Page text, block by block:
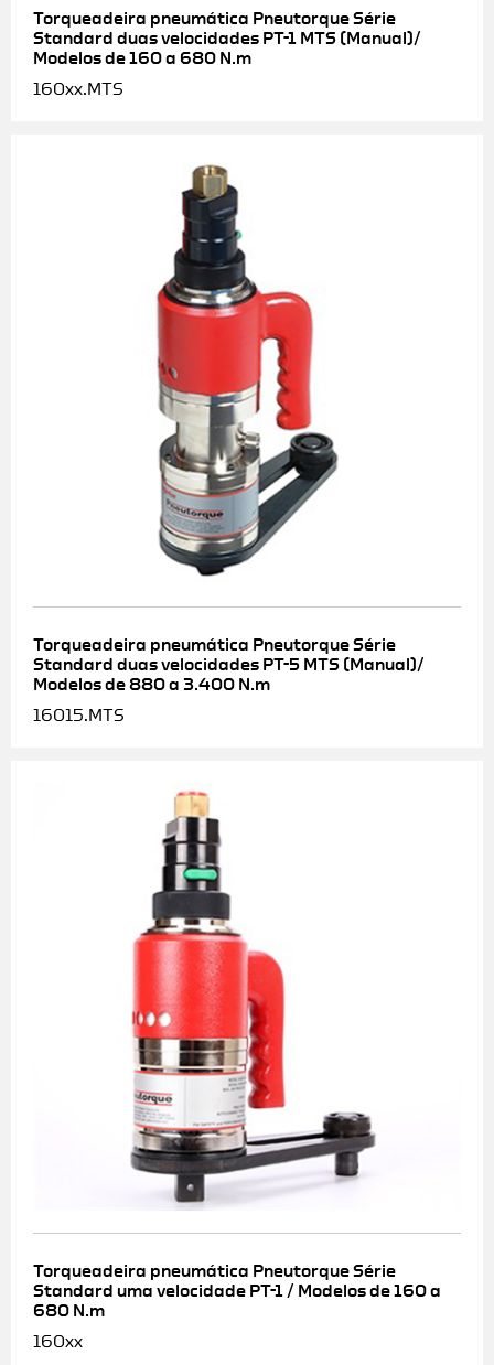
Torqueadeira pneumática Pneutorque Série
Standard duas velocidades PT-1 MTS (Manual)/
Modelos de 160 a 680 N.m
160xx.MTS
Torqueadeira pneumática Pneutorque Série
Standard duas velocidades PT-5 MTS (Manual)/
Modelos de 880 a 3.400 N.m
16015.MTS
Torqueadeira pneumática Pneutorque Série
Standard uma velocidade PT-1 / Modelos de 160 a
680 N.m
160xx